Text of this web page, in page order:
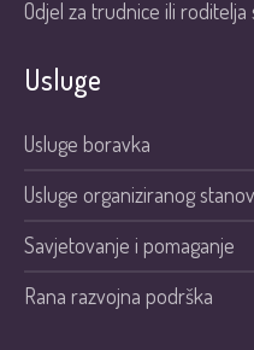
Odjel za trudnice ili
Usluge
Usluge boravka
Usluge organiziranog
Savjetovanje i pomaganje
Rana razvojna podrška